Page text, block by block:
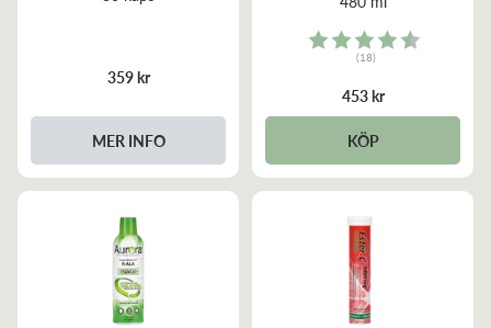
359 kr
MER INFO
Rating:
(18)
453 kr
KÖP